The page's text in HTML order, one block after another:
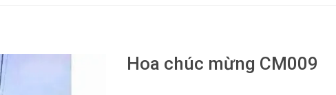
Hoa chúc mừng CM009